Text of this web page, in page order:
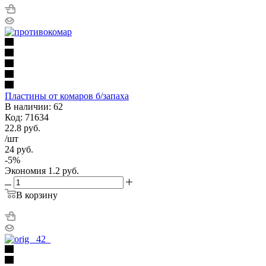
Пластины от комаров б/запаха
В наличии: 62
Код: 71634
22.8 руб.
/шт
24 руб.
-5%
Экономия 1.2 руб.
В корзину